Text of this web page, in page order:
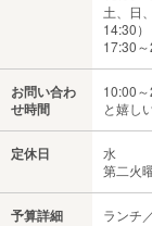
土、日
14:30）
17:30
お問い合わ
せ時間
10:00
と嬉し
定休日
水
第二火
予算詳細 ランチ